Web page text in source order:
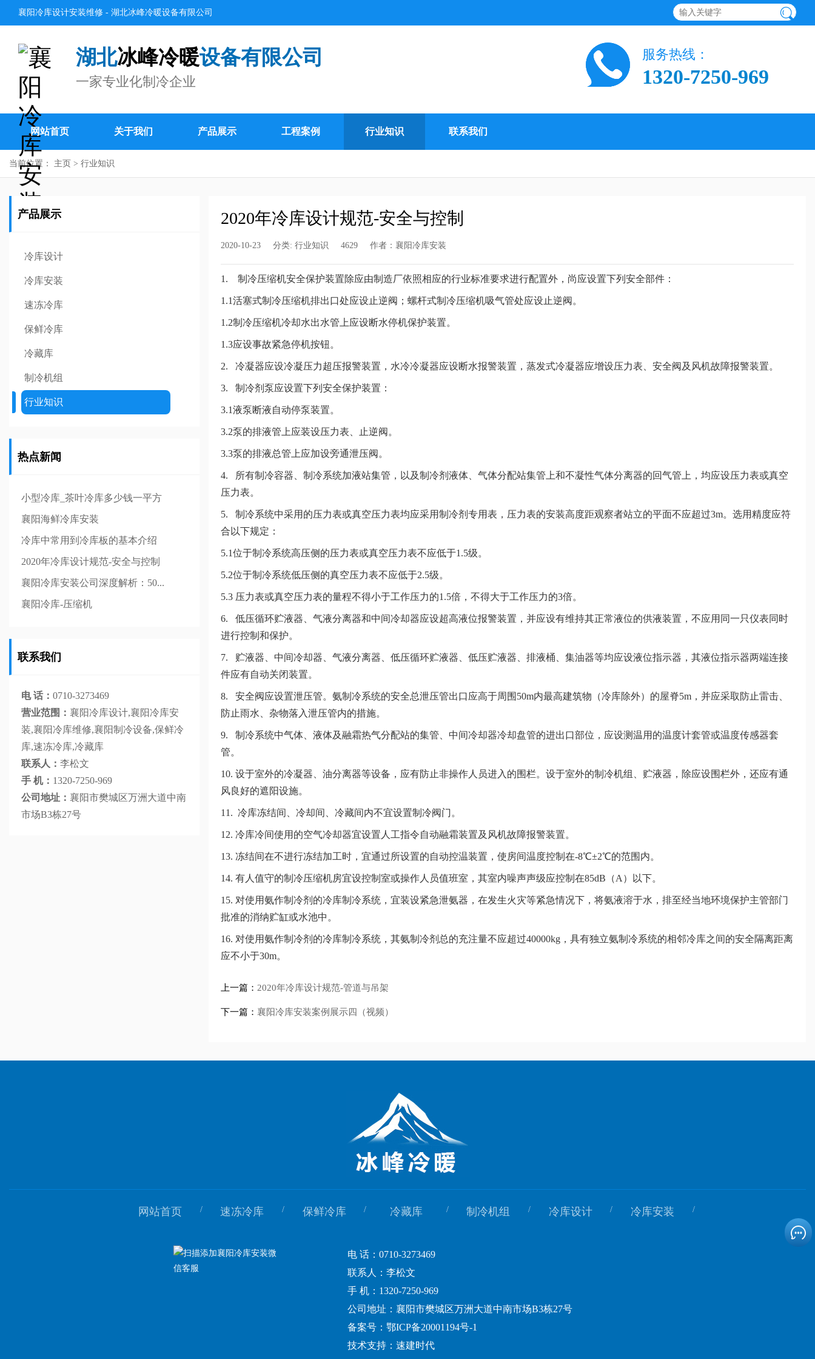
襄阳冷库设计安装维修 - 湖北冰峰冷暖设备有限公司
湖北冰峰冷暖设备有限公司
一家专业化制冷企业
服务热线：
1320-7250-969
网站首页 关于我们 产品展示 工程案例 行业知识 联系我们
当前位置： 主页 > 行业知识
产品展示
冷库设计
冷库安装
速冻冷库
保鲜冷库
冷藏库
制冷机组
行业知识
热点新闻
小型冷库_茶叶冷库多少钱一平方
襄阳海鲜冷库安装
冷库中常用到冷库板的基本介绍
2020年冷库设计规范-安全与控制
襄阳冷库安装公司深度解析：50...
襄阳冷库-压缩机
联系我们
电 话： 0710-3273469
营业范围： 襄阳冷库设计,襄阳冷库安
装,襄阳冷库维修,襄阳制冷设备,保鲜冷
库,速冻冷库,冷藏库
联系人： 李松文
手 机： 1320-7250-969
公司地址： 襄阳市樊城区万洲大道中南
市场B3栋27号
2020年冷库设计规范-安全与控制
2020-10-23 分类: 行业知识 4629 作者： 襄阳冷库安装
1. 制冷压缩机安全保护装置除应由制造厂依照相应的行业标准要求进行配置外，尚应设置下列安全部件：
1.1活塞式制冷压缩机排出口处应设止逆阀；螺杆式制冷压缩机吸气管处应设止逆阀。
1.2制冷压缩机冷却水出水管上应设断水停机保护装置。
1.3应设事故紧急停机按钮。
2. 冷凝器应设冷凝压力超压报警装置，水冷冷凝器应设断水报警装置，蒸发式冷凝器应增设压力表、安全阀及风机故障报警装置。
3. 制冷剂泵应设置下列安全保护装置：
3.1液泵断液自动停泵装置。
3.2泵的排液管上应装设压力表、止逆阀。
3.3泵的排液总管上应加设旁通泄压阀。
4. 所有制冷容器、制冷系统加液站集管，以及制冷剂液体、气体分配站集管上和不凝性气体分离器的回气管上，均应设压力表或真空
压力表。
5. 制冷系统中采用的压力表或真空压力表均应采用制冷剂专用表，压力表的安装高度距观察者站立的平面不应超过3m。选用精度应符
合以下规定：
5.1位于制冷系统高压侧的压力表或真空压力表不应低于1.5级。
5.2位于制冷系统低压侧的真空压力表不应低于2.5级。
5.3 压力表或真空压力表的量程不得小于工作压力的1.5倍，不得大于工作压力的3倍。
6. 低压循环贮液器、气液分离器和中间冷却器应设超高液位报警装置，并应设有维持其正常液位的供液装置，不应用同一只仪表同时
进行控制和保护。
7. 贮液器、中间冷却器、气液分离器、低压循环贮液器、低压贮液器、排液桶、集油器等均应设液位指示器，其液位指示器两端连接
件应有自动关闭装置。
8. 安全阀应设置泄压管。氨制冷系统的安全总泄压管出口应高于周围50m内最高建筑物（冷库除外）的屋脊5m，并应采取防止雷击、
防止雨水、杂物落入泄压管内的措施。
9. 制冷系统中气体、液体及融霜热气分配站的集管、中间冷却器冷却盘管的进出口部位，应设测温用的温度计套管或温度传感器套
管。
10. 设于室外的冷凝器、油分离器等设备，应有防止非操作人员进入的围栏。设于室外的制冷机组、贮液器，除应设围栏外，还应有通
风良好的遮阳设施。
11. 冷库冻结间、冷却间、冷藏间内不宜设置制冷阀门。
12. 冷库冷间使用的空气冷却器宜设置人工指令自动融霜装置及风机故障报警装置。
13. 冻结间在不进行冻结加工时，宜通过所设置的自动控温装置，使房间温度控制在-8℃±2℃的范围内。
14. 有人值守的制冷压缩机房宜设控制室或操作人员值班室，其室内噪声声级应控制在85dB（A）以下。
15. 对使用氨作制冷剂的冷库制冷系统，宜装设紧急泄氨器，在发生火灾等紧急情况下，将氨液溶于水，排至经当地环境保护主管部门
批准的消纳贮缸或水池中。
16. 对使用氨作制冷剂的冷库制冷系统，其氨制冷剂总的充注量不应超过40000kg，具有独立氨制冷系统的相邻冷库之间的安全隔离距离
应不小于30m。
上一篇： 2020年冷库设计规范-管道与吊架
下一篇： 襄阳冷库安装案例展示四（视频）
网站首页 / 速冻冷库 / 保鲜冷库 / 冷藏库 / 制冷机组 / 冷库设计 / 冷库安装 /
电 话：0710-3273469
联系人：李松文
手 机：1320-7250-969
公司地址：襄阳市樊城区万洲大道中南市场B3栋27号
备案号：鄂ICP备20001194号-1
技术支持：速建时代